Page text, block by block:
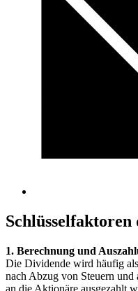
1. Berechnung und
Die Dividende wird häufig
nach Abzug von Steuern